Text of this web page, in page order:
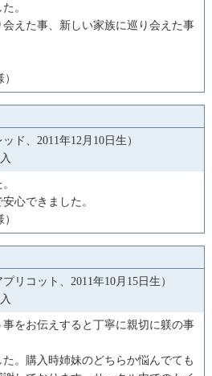
。
えた事、新しい家族に巡り会えた事
ド、2011年12月10日生）
心できました。
リコット、2011年10月15日生）
をお伝えすると丁寧に親切に躾の事
。購入時姉妹のどちらか悩んでても